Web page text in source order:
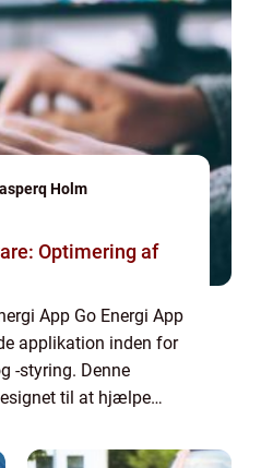
Holm
Optimering af
App Go Energi App
applikation inden for
-styring. Denne
til at hjælpe
deres